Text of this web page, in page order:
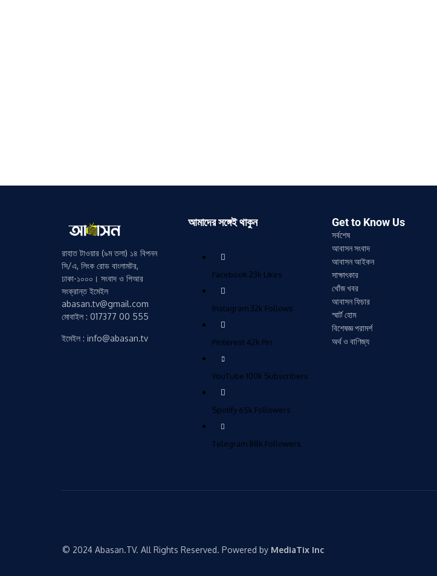
রাহাত টাওয়ার (৯ম তলা) ১৪ বিপনন
সি/এ, লিংক রোড বাংলামটর,
ঢাকা-১০০০। সংবাদ ও পিআর
সংক্রান্ত ইমেইল
abasan.tv@gmail.com
মোবাইল : 017377 00 555
ইমেইল : info@abasan.tv
আমাদের সঙ্গেই থাকুন
Facebook 23k Likes
Instagram 32k Follows
Pinterest 42k Pin
YouTube 100k Subscribers
Spotify 65k Followers
Telegram 88k Followers
Get to Know Us
সর্বশেষ
আবাসন সংবাদ
আবাসন আইকন
সাক্ষাৎকার
খোঁজ খবর
আবাসন ফিচার
স্মার্ট হোম
বিশেষজ্ঞ পরামর্শ
অর্থ ও বাণিজ্য
© 2024 Abasan.TV. All Rights Reserved. Powered by MediaTix Inc